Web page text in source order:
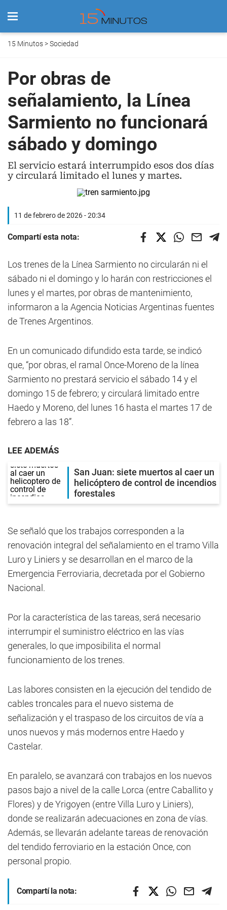
15 Minutos>Sociedad
Por obras de
señalamiento, la Línea
Sarmiento no funcionará
sábado y domingo
El servicio estará interrumpido esos dos días
y circulará limitado el lunes y martes.
11 de febrero de 2026 - 20:34
Compartí esta nota:
Los trenes de la Línea Sarmiento no circularán ni el
sábado ni el domingo y lo harán con restricciones el
lunes y el martes, por obras de mantenimiento,
informaron a la Agencia Noticias Argentinas fuentes
de Trenes Argentinos.
En un comunicado difundido esta tarde, se indicó
que, “por obras, el ramal Once-Moreno de la línea
Sarmiento no prestará servicio el sábado 14 y el
domingo 15 de febrero; y circulará limitado entre
Haedo y Moreno, del lunes 16 hasta el martes 17 de
febrero a las 18”.
LEE ADEMÁS
San Juan: siete muertos al caer un
helicóptero de control de incendios
forestales
Se señaló que los trabajos corresponden a la
renovación integral del señalamiento en el tramo Villa
Luro y Liniers y se desarrollan en el marco de la
Emergencia Ferroviaria, decretada por el Gobierno
Nacional.
Por la característica de las tareas, será necesario
interrumpir el suministro eléctrico en las vías
generales, lo que imposibilita el normal
funcionamiento de los trenes.
Las labores consisten en la ejecución del tendido de
cables troncales para el nuevo sistema de
señalización y el traspaso de los circuitos de vía a
unos nuevos y más modernos entre Haedo y
Castelar.
En paralelo, se avanzará con trabajos en los nuevos
pasos bajo a nivel de la calle Lorca (entre Caballito y
Flores) y de Yrigoyen (entre Villa Luro y Liniers),
donde se realizarán adecuaciones en zona de vías.
Además, se llevarán adelante tareas de renovación
del tendido ferroviario en la estación Once, con
personal propio.
Compartí la nota: